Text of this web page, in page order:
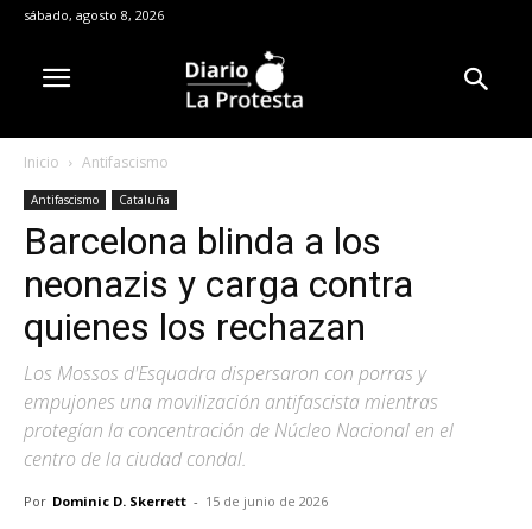
sábado, agosto 8, 2026
Inicio Antifascismo
Antifascismo Cataluña
Barcelona blinda a los
neonazis y carga contra
quienes los rechazan
Los Mossos d'Esquadra dispersaron con porras y
empujones una movilización antifascista mientras
protegían la concentración de Núcleo Nacional en el
centro de la ciudad condal.
Por Dominic D. Skerrett - 15 de junio de 2026